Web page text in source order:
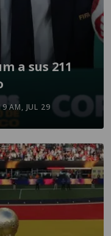
a sus 211
AM, JUL 29